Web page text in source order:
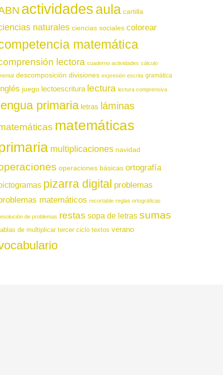
actividadesaula cartilla
naturales ciencias sociales colorear
matemática
lectora cuaderno actividades cálculo
descomposición divisiones expresión escrita gramática
juego lectoescritura lectura lectura comprensiva
primaria letras láminas
matemáticas
multiplicaciones navidad
operaciones básicas ortografía
pizarra digital problemas
matemáticos recortable reglas ortográficas
de problemas restas sopa de letras sumas
de multiplicar tercer ciclo textos verano